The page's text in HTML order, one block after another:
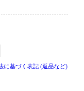
に基づく表記 (返品など)